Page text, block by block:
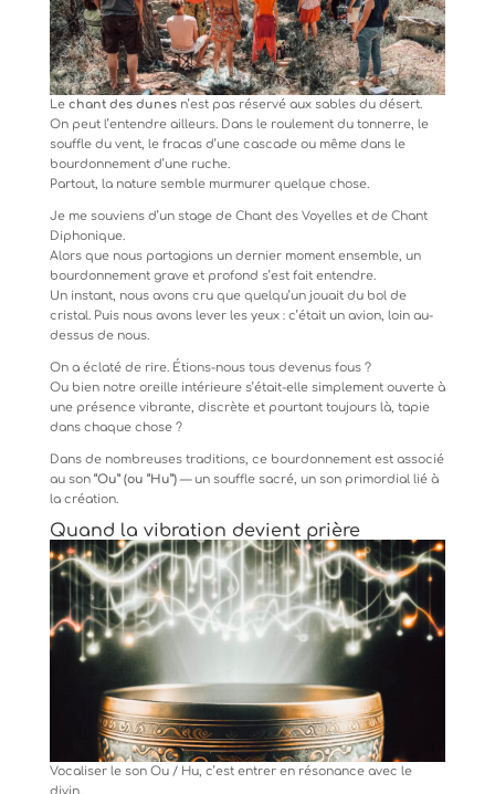
Le chant des dunesn’est pas réservé aux sables du désert.
On peut l’entendre ailleurs. Dans le roulement du tonnerre, le
souffle du vent, le fracas d’une cascade ou même dans le
bourdonnement d’une ruche.
Partout, la nature semble murmurer quelque chose.
Je me souviens d’un stage de Chant des Voyelles et de Chant
Diphonique.
Alors que nous partagions un dernier moment ensemble, un
bourdonnement grave et profond s’est fait entendre.
Un instant, nous avons cru que quelqu’un jouait du bol de
cristal. Puis nous avons lever les yeux : c’était un avion, loin au-
dessus de nous.
On a éclaté de rire. Étions-nous tous devenus fous ?
Ou bien notre oreille intérieure s’était-elle simplement ouverte à
une présence vibrante, discrète et pourtant toujours là, tapie
dans chaque chose ?
Dans de nombreuses traditions, ce bourdonnement est associé
au son “Ou” (ou “Hu”)— un souffle sacré, un son primordial lié à
la création.
Quand la vibration devient prière
Vocaliser le son Ou / Hu, c’est entrer en résonance avec le